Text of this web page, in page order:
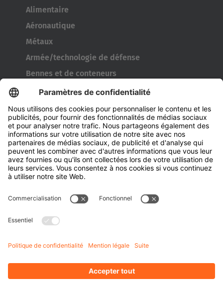
Japan
Japanese
Türkiye
Türkçe
Alimentaire
Aéronautique
Métaux
Armée/technologie de défense
Bennes et de conteneurs
Outils de l’industrie pneumatique
Transporteur de bobines
Portes et fenêtres
Entreprise
À propos d' HUBTEX
À propos d' HUBTEX France
Contact
Connaissances
Téléchargements